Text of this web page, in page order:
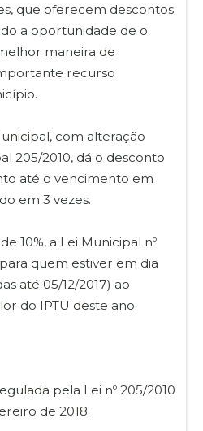
que oferecem descontos
a oportunidade de o
maneira de
recurso
com alteração
205/2010, dá o desconto
até o vencimento em
em 3 vezes.
10%, a Lei Municipal nº
quem estiver em dia
até 05/12/2017) ao
do IPTU deste ano.
pela Lei nº 205/2010
de 2018.